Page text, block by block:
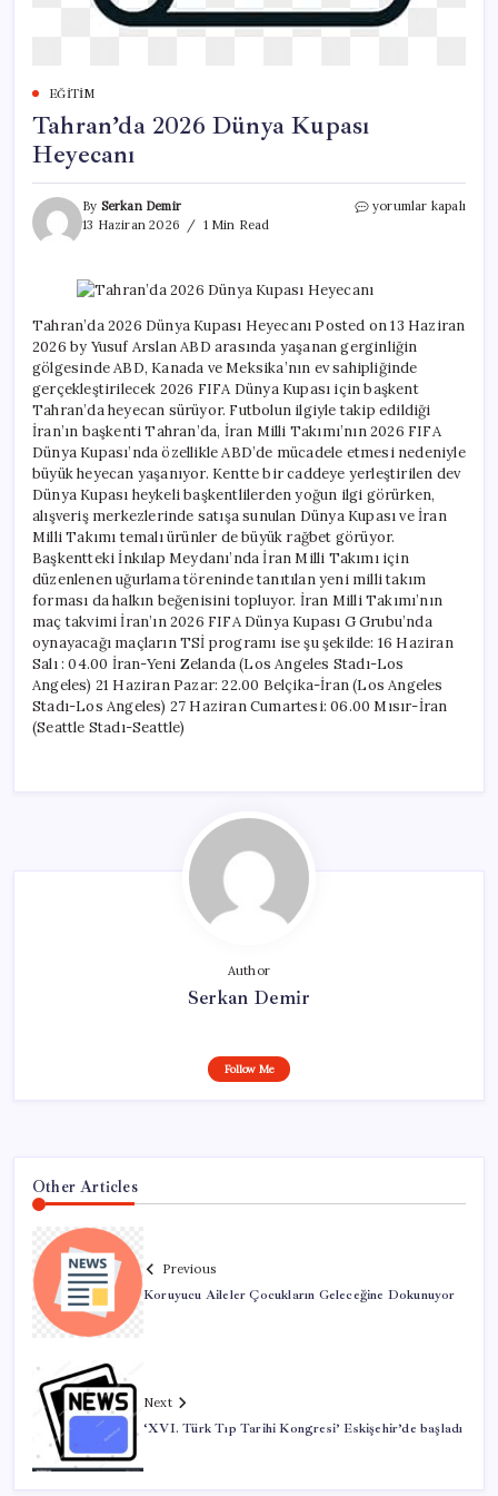
EĞITIM
Tahran’da 2026 Dünya Kupası
Heyecanı
By Serkan Demir
13 Haziran 2026
1 Min Read
Tahran’da
için
yorumlar kapalı
Tahran’da 2026 Dünya Kupası Heyecanı Posted on 13 Haziran
2026 by Yusuf Arslan ABD arasında yaşanan gerginliğin
gölgesinde ABD, Kanada ve Meksika’nın ev sahipliğinde
gerçekleştirilecek 2026 FIFA Dünya Kupası için başkent
Tahran’da heyecan sürüyor. Futbolun ilgiyle takip edildiği
İran’ın başkenti Tahran’da, İran Milli Takımı’nın 2026 FIFA
Dünya Kupası’nda özellikle ABD’de mücadele etmesi nedeniyle
büyük heyecan yaşanıyor. Kentte bir caddeye yerleştirilen dev
Dünya Kupası heykeli başkentlilerden yoğun ilgi görürken,
alışveriş merkezlerinde satışa sunulan Dünya Kupası ve İran
Milli Takımı temalı ürünler de büyük rağbet görüyor.
Başkentteki İnkılap Meydanı’nda İran Milli Takımı için
düzenlenen uğurlama töreninde tanıtılan yeni milli takım
forması da halkın beğenisini topluyor. İran Milli Takımı’nın
maç takvimi İran’ın 2026 FIFA Dünya Kupası G Grubu’nda
oynayacağı maçların TSİ programı ise şu şekilde: 16 Haziran
Salı : 04.00 İran-Yeni Zelanda (Los Angeles Stadı-Los
Angeles) 21 Haziran Pazar: 22.00 Belçika-İran (Los Angeles
Stadı-Los Angeles) 27 Haziran Cumartesi: 06.00 Mısır-İran
(Seattle Stadı-Seattle)
Author
Serkan Demir
Follow Me
Other Articles
Previous
Koruyucu Aileler Çocukların Geleceğine Dokunuyor
Next
‘XVI. Türk Tıp Tarihi Kongresi’ Eskişehir’de başladı